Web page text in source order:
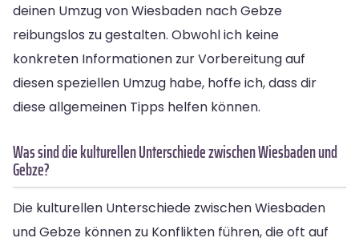
deinen Umzug von Wiesbaden nach Gebze
reibungslos zu gestalten. Obwohl ich keine
konkreten Informationen zur Vorbereitung auf
diesen speziellen Umzug habe, hoffe ich, dass dir
diese allgemeinen Tipps helfen können.
Was sind die kulturellen Unterschiede zwischen Wiesbaden und
Gebze?
Die kulturellen Unterschiede zwischen Wiesbaden
und Gebze können zu Konflikten führen, die oft auf